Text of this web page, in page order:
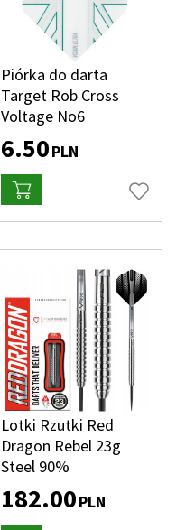
Piórka do darta
Target Rob Cross
Voltage No6
6.50PLN
Lotki Rzutki Red
Dragon Rebel 23g
Steel 90%
182.00PLN